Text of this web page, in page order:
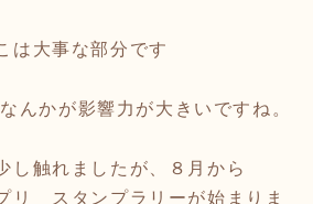
は大事な部分です
んかが影響力が大きいですね。
し触れましたが、８月から
リ スタンプラリーが始まりま